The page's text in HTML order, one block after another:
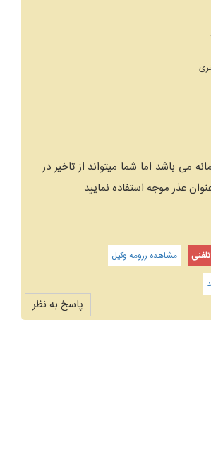
می باشد اما شما میتواند از تاخیر در
عذر موجه استفاده نمایید
مشاهده رزومه وکیل
پاسخ به نظر